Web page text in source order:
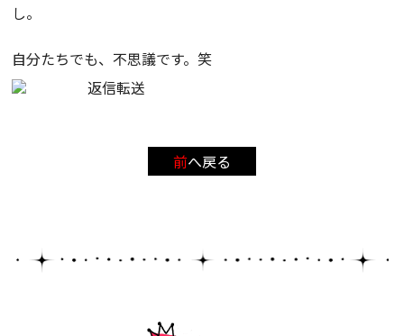
し。
自分たちでも、不思議です。笑
返信転送
前へ戻る